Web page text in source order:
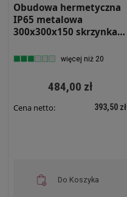
Obudowa hermetyczna
IP65 metalowa
300x300x150 skrzynka
więcej niż 20
484,00 zł
Cena netto: 393,50 zł
Do Koszyka